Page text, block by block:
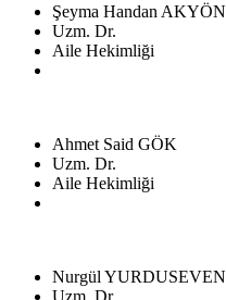
Şeyma Handan AKYÖN
Uzm. Dr.
Aile Hekimliği
Ahmet Said GÖK
Uzm. Dr.
Aile Hekimliği
Nurgül YURDUSEVEN
Uzm. Dr.